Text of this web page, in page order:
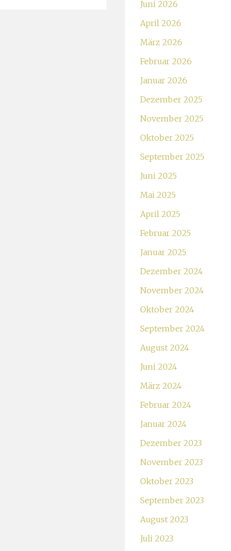
Juni 2026
April 2026
März 2026
Februar 2026
Januar 2026
Dezember 2025
November 2025
Oktober 2025
September 2025
Juni 2025
Mai 2025
April 2025
Februar 2025
Januar 2025
Dezember 2024
November 2024
Oktober 2024
September 2024
August 2024
Juni 2024
März 2024
Februar 2024
Januar 2024
Dezember 2023
November 2023
Oktober 2023
September 2023
August 2023
Juli 2023